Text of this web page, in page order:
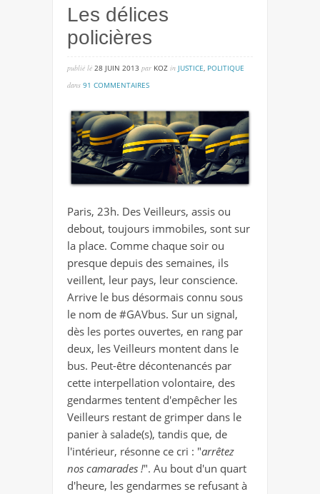
Les délices
policières
publié lé 28 JUIN 2013 par KOZ in JUSTICE POLITIQUE
dans 91 COMMENTAIRESsur
délices
policières
Paris, 23h. Des Veilleurs, assis ou
debout, toujours immobiles, sont sur
la place. Comme chaque soir ou
presque depuis des semaines, ils
veillent, leur pays, leur conscience.
Arrive le bus désormais connu sous
le nom de #GAVbus. Sur un signal,
dès les portes ouvertes, en rang par
deux, les Veilleurs montent dans le
bus. Peut-être décontenancés par
cette interpellation volontaire, des
gendarmes tentent d'empêcher les
Veilleurs restant de grimper dans le
panier à salade(s), tandis que, de
l'intérieur, résonne ce cri : "arrêtez
nos camarades !". Au bout d'un quart
d'heure, les gendarmes se refusant à